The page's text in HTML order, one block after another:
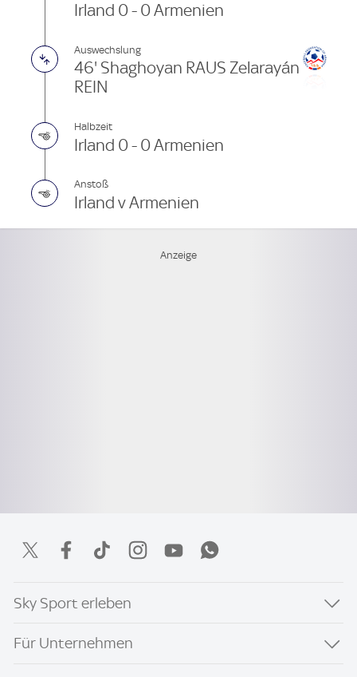
Irland 0 - 0 Armenien
Auswechslung
46' Shaghoyan RAUS Zelarayán
REIN
Halbzeit
Irland 0 - 0 Armenien
Anstoß
Irland v Armenien
Sky Sport erleben
Für Unternehmen